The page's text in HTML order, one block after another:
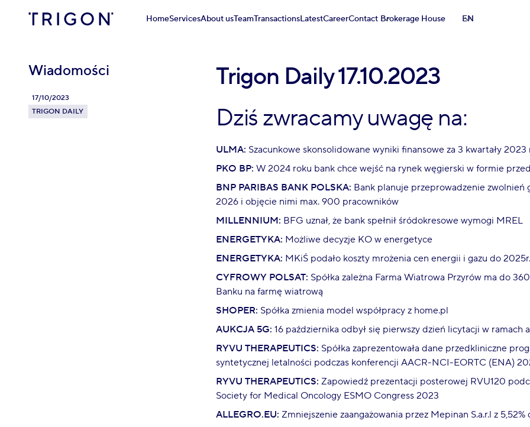
HomeServicesAbout usTeamTransactionsLatestCareerContact Brokerage House EN
Wiadomości Trigon Daily 17.10.2023
17/10/2023
TRIGON DAILY
Dziś zwracamy uwagę na:
ULMA: Szacunkowe skonsolidowane wyniki finansowe za 3 kwartały 2023
PKO BP: W 2024 roku bank chce wejść na rynek węgierski w formie
BNP PARIBAS BANK POLSKA: Bank planuje przeprowadzenie
2026 i objęcie nimi max. 900 pracowników
MILLENNIUM: BFG uznał, że bank spełnił śródokresowe wymogi MREL
ENERGETYKA: Możliwe decyzje KO w energetyce
ENERGETYKA: MKiŚ podało koszty mrożenia cen energii i gazu do
CYFROWY POLSAT: Spółka zależna Farma Wiatrowa Przyrów ma do
Banku na farmę wiatrową
SHOPER: Spółka zmienia model współpracy z home.pl
AUKCJA 5G: 16 października odbył się pierwszy dzień licytacji w ramach
RYVU THERAPEUTICS: Spółka zaprezentowała dane przedkliniczne
syntetycznej letalności podczas konferencji AACR-NCI-EORTC (ENA)
RYVU THERAPEUTICS: Zapowiedź prezentacji posterowej RVU120
Society for Medical Oncology ESMO Congress 2023
ALLEGRO.EU: Zmniejszenie zaangażowania przez Mepinan S.a.r.l z 5,52%